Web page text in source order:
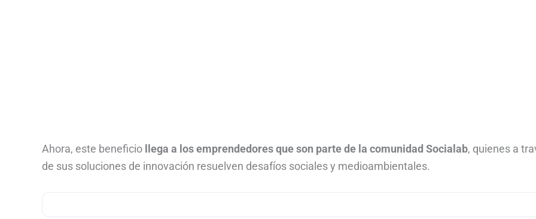
Ahora, este beneficio llega a los emprendedores que son parte de la comunidad Socialab, quienes a
de sus soluciones de innovación resuelven desafíos sociales y medioambientales.